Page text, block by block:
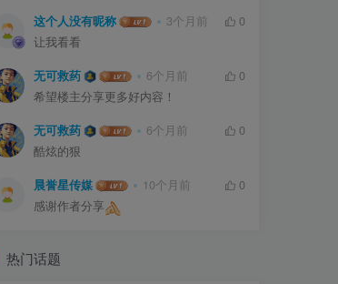
这个人没有昵称 3个月前
0
让我看看
无可救药 6个月前
0
希望楼主分享更多好内容！
无可救药 6个月前
0
酷炫的狠
晨誉星传媒 10个月前
0
感谢作者分享
热门话题